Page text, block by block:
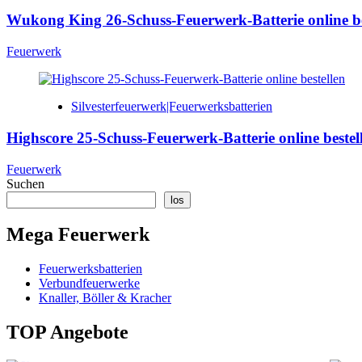
Wukong King 26-Schuss-Feuerwerk-Batterie online
Feuerwerk
Silvesterfeuerwerk|Feuerwerksbatterien
Highscore 25-Schuss-Feuerwerk-Batterie online
Feuerwerk
Suchen
los
Mega Feuerwerk
Feuerwerksbatterien
Verbundfeuerwerke
Knaller, Böller & Kracher
TOP Angebote